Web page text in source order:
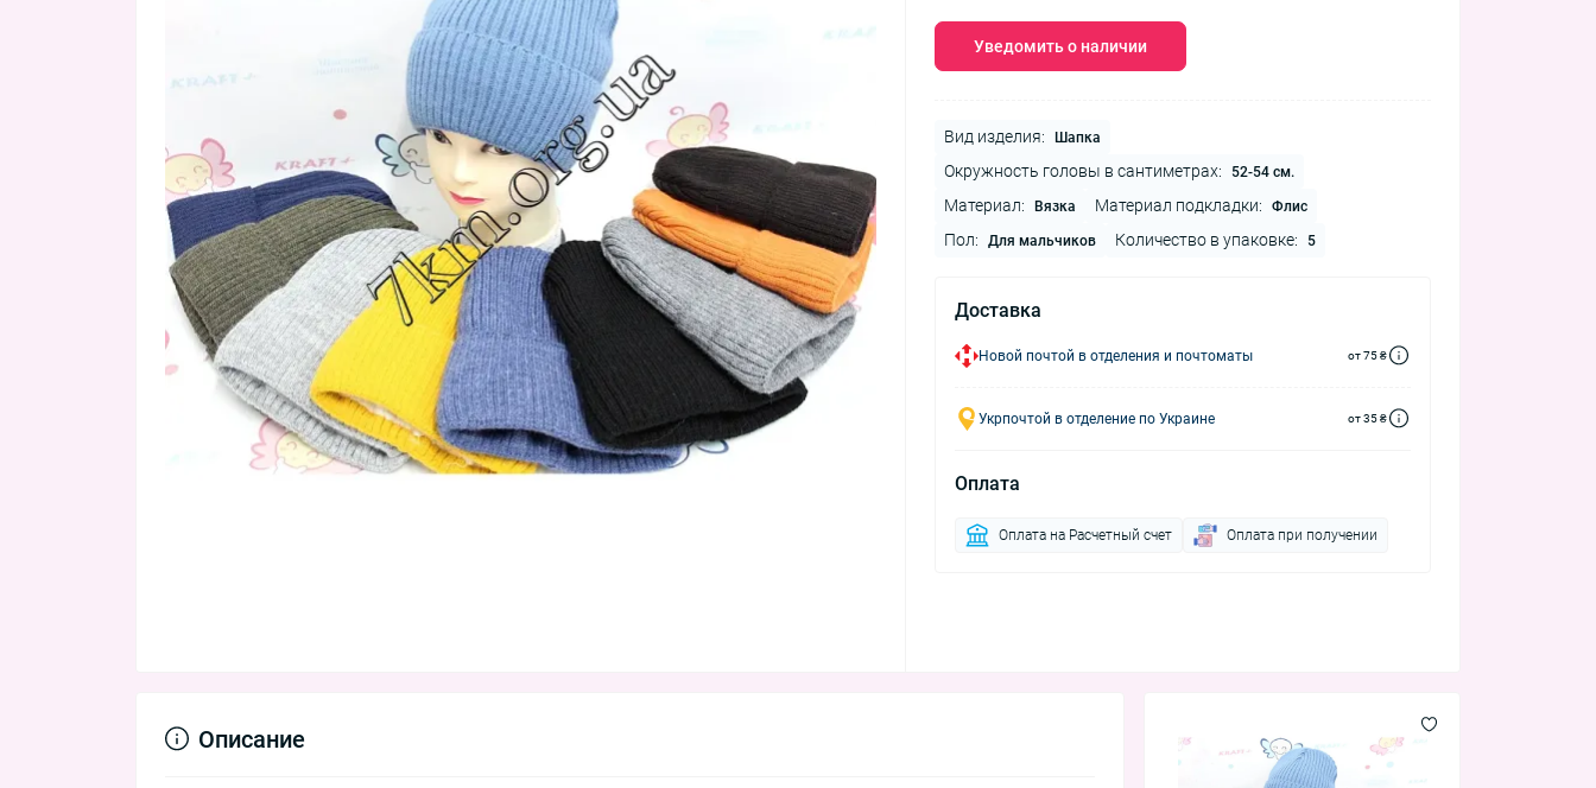
Уведомить о наличии
Вид изделия: Шапка
Окружность головы в сантиметрах: 52-54 см.
Материал: Вязка Материал подкладки: Флис
Пол: Для мальчиков Количество в упаковке: 5
Доставка
Новой почтой в отделения и почтоматы от 75 ₴
Укрпочтой в отделение по Украине от 35 ₴
Оплата
Оплата на Расчетный счет Оплата при получении
Описание